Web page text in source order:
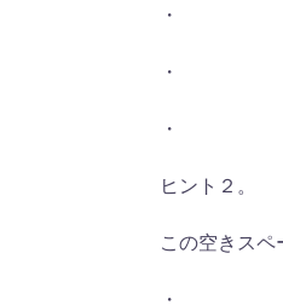
・
・
・
ヒント２。
この空きス
・